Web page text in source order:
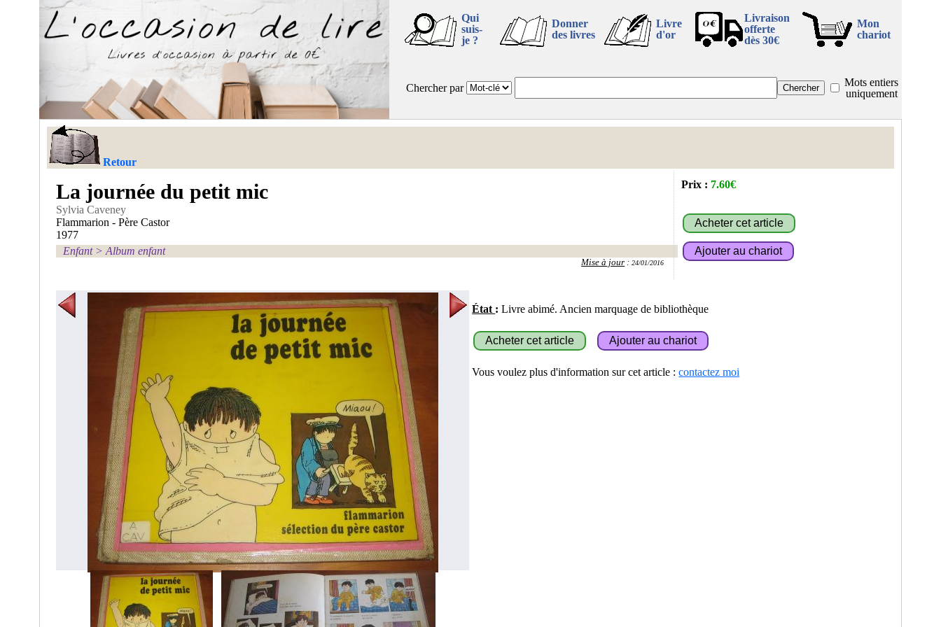
Qui
suis-
je ?
Donner
des livres
Livre
d'or
Livraison
offerte
dès 30€
Mon
chariot
Chercher par
Mots entiers
uniquement
Retour
La journée du petit mic
Sylvia Caveney
Flammarion - Père Castor
1977
Enfant>Album enfant
Mise à jour :24/01/2016
Prix : 7.60€
État : Livre abimé. Ancien marquage de bibliothèque
Vous voulez plus d'information sur cet article :contactez moi